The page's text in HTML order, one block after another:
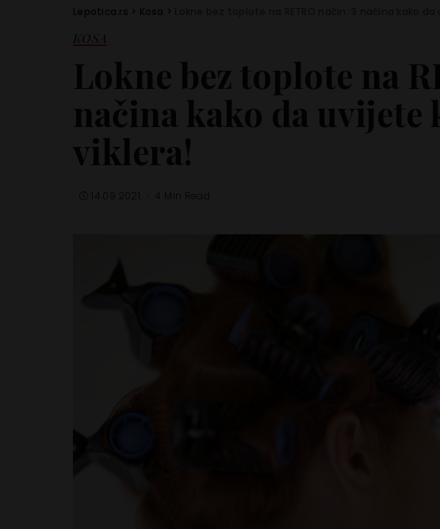
Lepotica.rs > Kosa >
KOSA
Lokne bez toplote na
načina kako da uvijete
viklera!
14.09.2021. 4 Min Read